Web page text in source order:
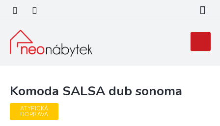
obsah
košík
Komoda SALSA dub sonoma
ATYPICKÁ
DOPRAVA